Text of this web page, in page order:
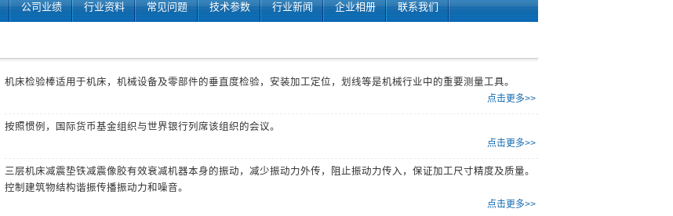
公司业绩 行业资料 常见问题 技术参数 行业新闻 企业相册 联系我们
机床检验棒适用于机床，机械设备及零部件的垂直度检验，安装加工定位，划线等是机械行业中的重要测量工具。
点击更多>>
按照惯例，国际货币基金组织与世界银行列席该组织的会议。
点击更多>>
三层机床减震垫铁减震像胶有效衰减机器本身的振动，减少振动力外传，阻止振动力传入，保证加工尺寸精度及质量。
控制建筑物结构谐振传播振动力和噪音。
点击更多>>